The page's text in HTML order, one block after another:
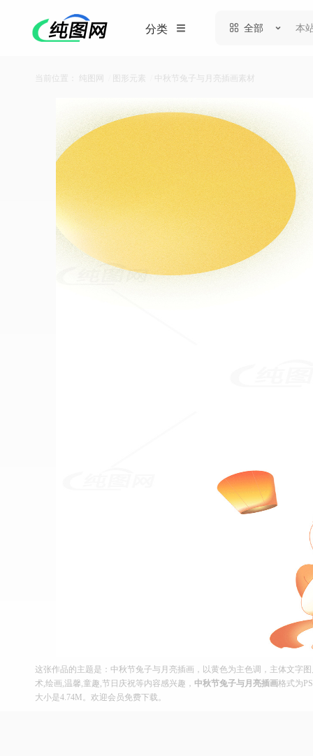
分类 全部
当前位置： 纯图网 图形元素 中秋节兔子与月亮插画素材
这张作品的主题是：中秋节兔子与月亮插画，以黄色为主色调，主体文字
术,绘画,温馨,童趣,节日庆祝等内容感兴趣， 中秋节兔子与月亮插画格式为
大小是4.74M。欢迎会员免费下载。